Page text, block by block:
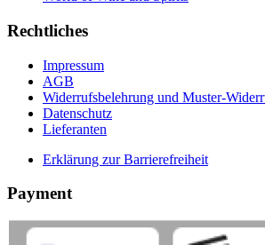
Rechtliches
Impressum
AGB
Widerrufsbelehrung und Muster-
Datenschutz
Lieferanten
Erklärung zur Barrierefreiheit
Payment